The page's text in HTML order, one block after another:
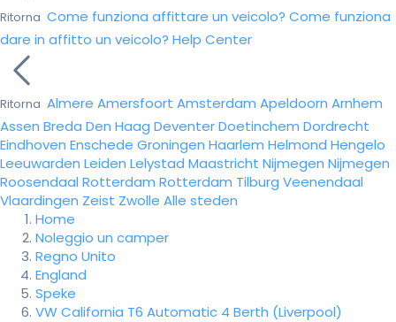
Ritorna Come funziona affittare un veicolo? Come funziona
dare in affitto un veicolo? Help Center
Ritorna Almere Amersfoort Amsterdam Apeldoorn Arnhem
Assen Breda Den Haag DeventerDoetinchem Dordrecht
Eindhoven Enschede Groningen Haarlem Helmond Hengelo
Leeuwarden Leiden Lelystad Maastricht Nijmegen Nijmegen
Roosendaal Rotterdam Rotterdam Tilburg Veenendaal
Vlaardingen Zeist Zwolle Alle steden
Home
Noleggio un camper
Regno Unito
England
Speke
VW California T6 Automatic 4 Berth (Liverpool)